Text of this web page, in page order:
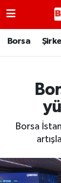
Borsa
Borsa
Borsa
Emtia
Galeri
Gündem
Bitcoin